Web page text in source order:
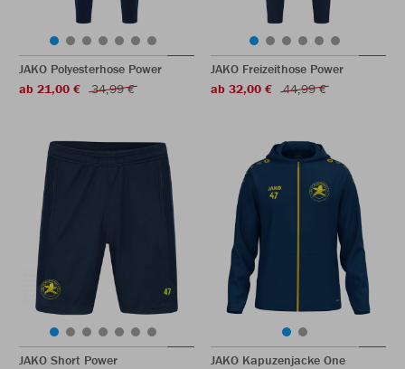
JAKO Polyesterhose Power
ab 21,00 €
34,99 €
JAKO Freizeithose Power
ab 32,00 €
44,99 €
JAKO Short Power
JAKO Kapuzenjacke One